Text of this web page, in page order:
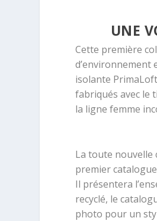
UNE
Cette première
d’environnement
isolante
fabriqués avec le
la ligne femme
La toute nouvelle
premier
Il présentera
recyclé, le
photo pour un